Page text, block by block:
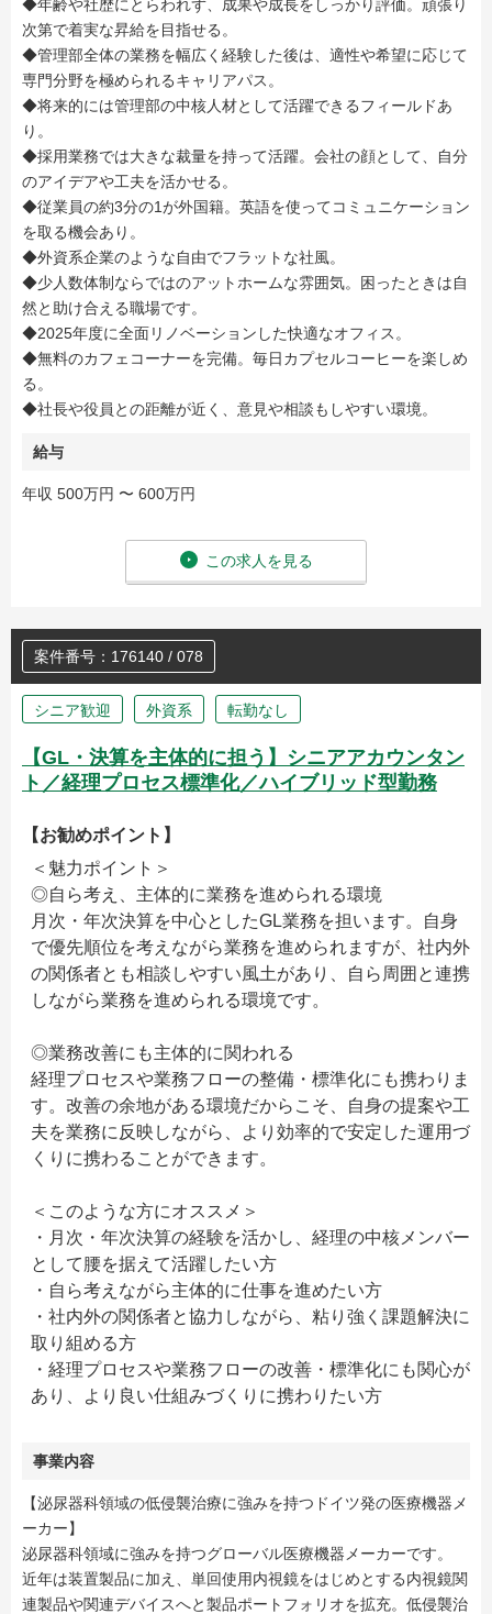
◆年齢や社歴にとらわれず、成果や成長をしっかり評価。頑張り
次第で着実な昇給を目指せる。
◆管理部全体の業務を幅広く経験した後は、適性や希望に応じて
専門分野を極められるキャリアパス。
◆将来的には管理部の中核人材として活躍できるフィールドあ
り。
◆採用業務では大きな裁量を持って活躍。会社の顔として、自分
のアイデアや工夫を活かせる。
◆従業員の約3分の1が外国籍。英語を使ってコミュニケーション
を取る機会あり。
◆外資系企業のような自由でフラットな社風。
◆少人数体制ならではのアットホームな雰囲気。困ったときは自
然と助け合える職場です。
◆2025年度に全面リノベーションした快適なオフィス。
◆無料のカフェコーナーを完備。毎日カプセルコーヒーを楽しめ
る。
◆社長や役員との距離が近く、意見や相談もしやすい環境。
給与
年収 500万円 〜 600万円
この求人を見る
案件番号：176140 / 078
シニア歓迎 外資系 転勤なし
【GL・決算を主体的に担う】シニアアカウンタン
ト／経理プロセス標準化／ハイブリッド型勤務
【お勧めポイント】
＜魅力ポイント＞
◎自ら考え、主体的に業務を進められる環境
月次・年次決算を中心としたGL業務を担います。自身
で優先順位を考えながら業務を進められますが、社内外
の関係者とも相談しやすい風土があり、自ら周囲と連携
しながら業務を進められる環境です。
◎業務改善にも主体的に関われる
経理プロセスや業務フローの整備・標準化にも携わりま
す。改善の余地がある環境だからこそ、自身の提案や工
夫を業務に反映しながら、より効率的で安定した運用づ
くりに携わることができます。
＜このような方にオススメ＞
・月次・年次決算の経験を活かし、経理の中核メンバー
として腰を据えて活躍したい方
・自ら考えながら主体的に仕事を進めたい方
・社内外の関係者と協力しながら、粘り強く課題解決に
取り組める方
・経理プロセスや業務フローの改善・標準化にも関心が
あり、より良い仕組みづくりに携わりたい方
事業内容
【泌尿器科領域の低侵襲治療に強みを持つドイツ発の医療機器メ
ーカー】
泌尿器科領域に強みを持つグローバル医療機器メーカーです。
近年は装置製品に加え、単回使用内視鏡をはじめとする内視鏡関
連製品や関連デバイスへと製品ポートフォリオを拡充。低侵襲治